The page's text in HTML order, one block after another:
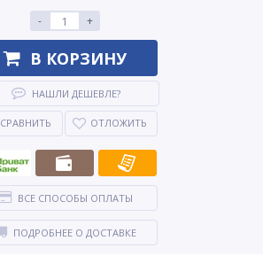
-
+
В КОРЗИНУ
НАШЛИ ДЕШЕВЛЕ?
СРАВНИТЬ ОТЛОЖИТЬ
ВСЕ СПОСОБЫ ОПЛАТЫ
ПОДРОБНЕЕ О ДОСТАВКЕ